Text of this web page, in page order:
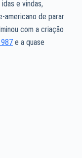
e vindas,
americano de parar
com a criação
e a quase